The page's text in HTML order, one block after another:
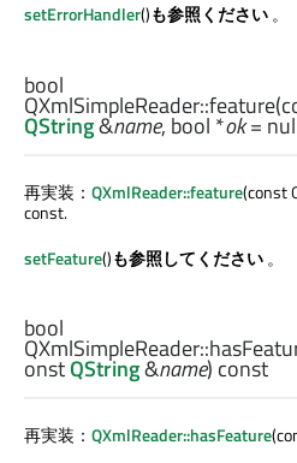
setErrorHandler()も参照ください。
bool
QXmlSimpleReader::feature
QString&name, bool *ok=
再実装： QXmlReader::feature(const
const.
setFeature()も参照してください。
bool
QXmlSimpleReader::
onstQString&name) const
再実装： QXmlReader::hasFeature